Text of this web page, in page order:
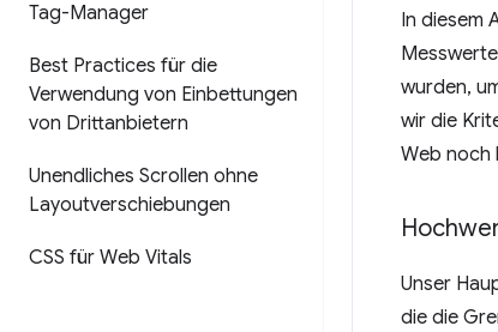
Tag-Manager
Best Practices für die
Verwendung von Einbettungen
von Drittanbietern
Unendliches Scrollen ohne
Layoutverschiebungen
CSS für Web Vitals
In diesem
wurden,
wir die
Web noch
Unser
die die